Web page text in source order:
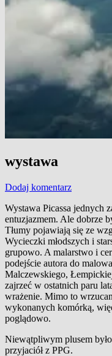
wystawa
Dodaj komentarz
Wystawa Picassa jednych
entuzjazmem. Ale dobrze
Tłumy pojawiają się ze
Wycieczki młodszych i
grupowo. A malarstwo i
podejście autora do
Malczewskiego,
zajrzeć w ostatnich paru
wrażenie. Mimo to
wykonanych komórką,
poglądowo.
Niewątpliwym plusem
przyjaciół z PPG.